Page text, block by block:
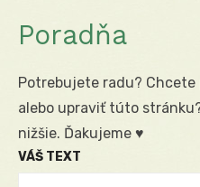
Poradňa
Potrebujete radu?
alebo upraviť túto
nižšie. Ďakujeme ♥
VÁŠ TEXT